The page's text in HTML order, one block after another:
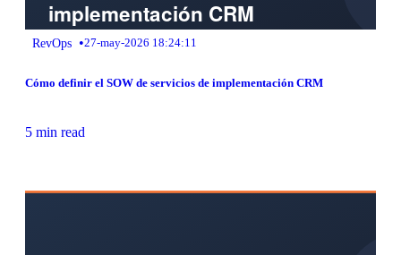
RevOps •27-may-2026 18:24:11
Cómo definir el SOW de servicios de implementación CRM
5 min read